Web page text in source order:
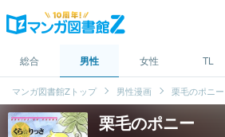
総合 男性 女性 TL
マンガ図書館Zトップ 男性漫画 栗毛のポニー
栗毛のポニー